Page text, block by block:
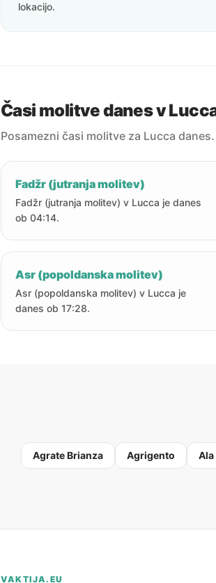
lokacijo.
Časi molitve danes v
Posamezni časi molitve za Lucca danes.
Fadžr (jutranja molitev)
Fadžr (jutranja molitev) v Lucca je danes
ob 04:14.
Asr (popoldanska molitev)
Asr (popoldanska molitev) v Lucca je
danes ob 17:28.
Agrate Brianza Agrigento Ala
VAKTIJA.EU